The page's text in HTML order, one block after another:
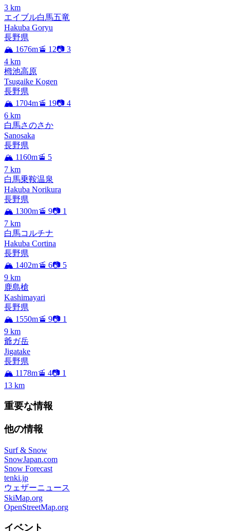
3 km
エイブル白馬五竜
Hakuba Goryu
長野県
🏔️ 1676m🚡 12📷 3
4 km
栂池高原
Tsugaike Kogen
長野県
🏔️ 1704m🚡 19📷 4
6 km
白馬さのさか
Sanosaka
長野県
🏔️ 1160m🚡 5
7 km
白馬乗鞍温泉
Hakuba Norikura
長野県
🏔️ 1300m🚡 9📷 1
7 km
白馬コルチナ
Hakuba Cortina
長野県
🏔️ 1402m🚡 6📷 5
9 km
鹿島槍
Kashimayari
長野県
🏔️ 1550m🚡 9📷 1
9 km
爺ガ岳
Jigatake
長野県
🏔️ 1178m🚡 4📷 1
13 km
重要な情報
他の情報
Surf & Snow
SnowJapan.com
Snow Forecast
tenki.jp
ウェザーニュース
SkiMap.org
OpenStreetMap.org
イベント